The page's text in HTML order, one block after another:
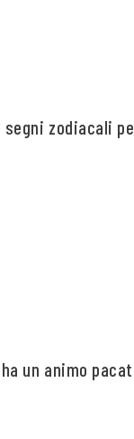
zodiacali
un animo